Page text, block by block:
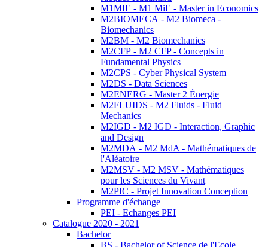
M1MIE - M1 MiE - Master in Economics
M2BIOMECA - M2 Biomeca -
Biomechanics
M2BM - M2 Biomechanics
M2CFP - M2 CFP - Concepts in
Fundamental Physics
M2CPS - Cyber Physical System
M2DS - Data Sciences
M2ENERG - Master 2 Énergie
M2FLUIDS - M2 Fluids - Fluid
Mechanics
M2IGD - M2 IGD - Interaction, Graphic
and Design
M2MDA - M2 MdA - Mathématiques de
l'Aléatoire
M2MSV - M2 MSV - Mathématiques
pour les Sciences du Vivant
M2PIC - Projet Innovation Conception
Programme d'échange
PEI - Echanges PEI
Catalogue 2020 - 2021
Bachelor
BS - Bachelor of Science de l'Ecole